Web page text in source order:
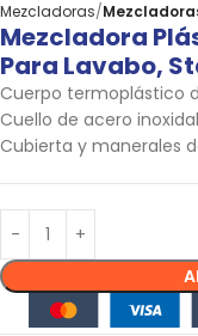
Mezcladoras
Mezcladora
Para Lavabo,
Cuerpo termoplástico
Cuello de acero
Cubierta y manerales